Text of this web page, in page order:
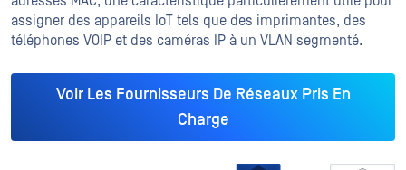
assigner des appareils IoT tels que des imprimantes, des
téléphones VOIP et des caméras IP à un VLAN segmenté.
Voir Les Fournisseurs De Réseaux Pris En
Charge